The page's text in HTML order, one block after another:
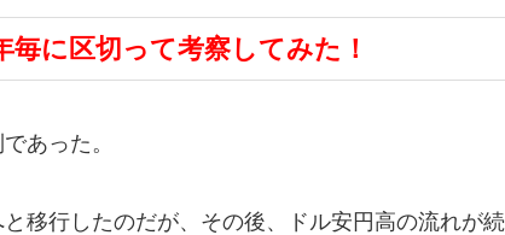
に区切って考察してみた！
あった。
移行したのだが、その後、ドル安円高の流れが続